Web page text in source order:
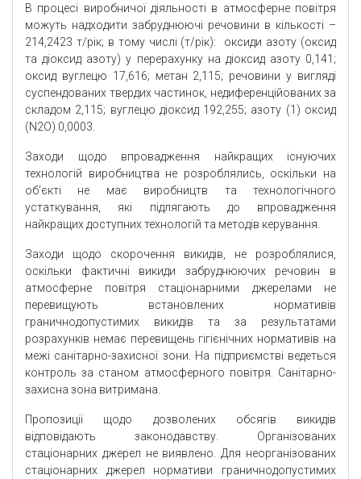
В процесі виробничої діяльності в атмосферне повітря
можуть надходити забруднюючі речовини в кількості –
214,2423 т/рік; в тому числі (т/рік): оксиди азоту (оксид
та діоксид азоту) у перерахунку на діоксид азоту 0,141;
оксид вуглецю 17,616; метан 2,115; речовини у вигляді
суспендованих твердих частинок, недиференційованих за
складом 2,115; вуглецю діоксид 192,255; азоту (1) оксид
(N2O) 0,0003.
Заходи щодо впровадження найкращих існуючих
технологій виробництва не розроблялись, оскільки на
об’єкті не має виробництв та технологічного
устаткування, які підлягають до впровадження
найкращих доступних технологій та методів керування.
Заходи щодо скорочення викидів, не розроблялися,
оскільки фактичні викиди забруднюючих речовин в
атмосферне повітря стаціонарними джерелами не
перевищують встановлених нормативів
граничнодопустимих викидів та за результатами
розрахунків немає перевищень гігієнічних нормативів на
межі санітарно-захисної зони. На підприємстві ведеться
контроль за станом атмосферного повітря. Санітарно-
захисна зона витримана.
Пропозиції щодо дозволених обсягів викидів
відповідають законодавству. Організованих
стаціонарних джерел не виявлено. Для неорганізованих
стаціонарних джерел нормативи граничнодопустимих